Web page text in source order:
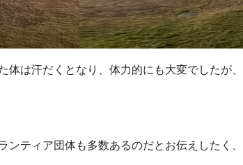
体は汗だくとなり、体力的にも大変でしたが
ティア団体も多数あるのだとお伝えしたく、